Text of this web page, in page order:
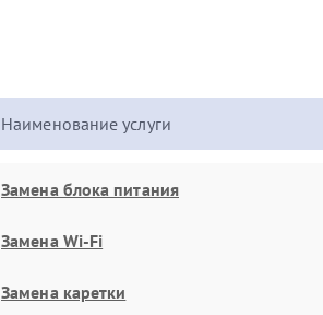
Наименование услуги
Замена блока питания
Замена Wi-Fi
Замена каретки